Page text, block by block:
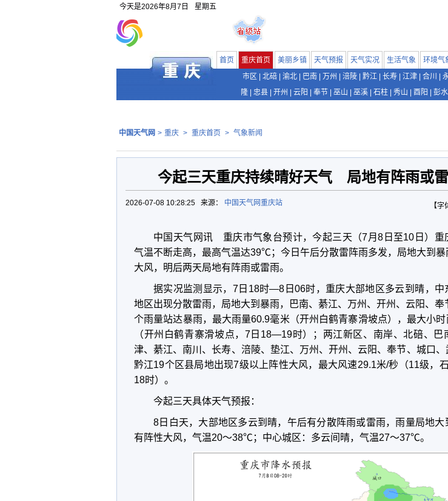
今天是2026年8月7日 星期五
首页 重庆首页 美丽乡镇 天气预报 天气实况 生活气象 环境气
市区
北碚 渝北 巴南 万州 涪陵 黔江 长寿 江津 合川
隆
忠县 开州 云阳 奉节 巫山 巫溪 石柱 秀山 酉阳 彭水
中国天气网 > 重庆 > 重庆首页 > 气象新闻
今起三天重庆持续晴好天气 局地有阵雨或
【字
2026-07-08 10:28:25 来源： 中国天气网重庆站
中国天气网讯 重庆市气象台预计，今起三天（7月8日至10日）重
气温不断走高，最高气温达39℃；今日午后分散雷阵雨多发，局地大到暴
大风，明后两天局地有阵雨或雷雨。
据实况监测显示，7日18时—8日06时，重庆大部地区多云到晴，中
地区出现分散雷雨，局地大到暴雨，巴南、綦江、万州、开州、云阳、奉
个雨量站达暴雨，最大雨量60.9毫米（开州白鹤青寨滑坡点），最大小
（开州白鹤青寨滑坡点，7日18—19时）；两江新区、南岸、北碚、巴
津、綦江、南川、长寿、涪陵、垫江、万州、开州、云阳、奉节、城口、
黔江19个区县局地出现7级以上阵性大风，最大风速29.1米/秒（11级，
18时）。
今起三天具体天气预报：
8日白天，大部地区多云到晴，午后有分散阵雨或雷雨，雨量局地大
有阵性大风，气温20～38℃；中心城区：多云间晴，气温27～37℃。